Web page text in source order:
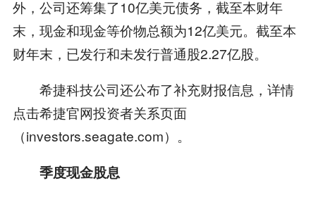
外，公司还筹集了10亿美元债务，截至本财年
末，现金和现金等价物总额为12亿美元。截至本
财年末，已发行和未发行普通股2.27亿股。
希捷科技公司还公布了补充财报信息，详情
点击希捷官网投资者关系页面
（investors.seagate.com）。
季度现金股息